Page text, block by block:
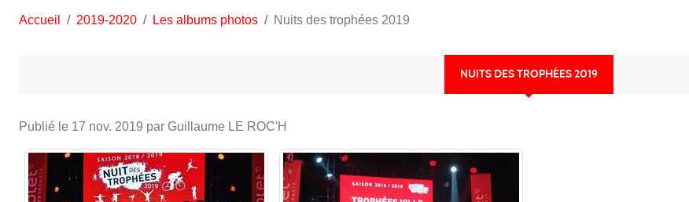
Accueil 2019-2020 Les albums photos Nuits des trophées 2019
NUITS DES TROPHÉES 2019
Publié le 17 nov. 2019 par Guillaume LE ROC'H